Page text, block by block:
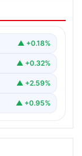
▲ +0.18%
▲ +0.32%
▲ +2.59%
▲ +0.95%